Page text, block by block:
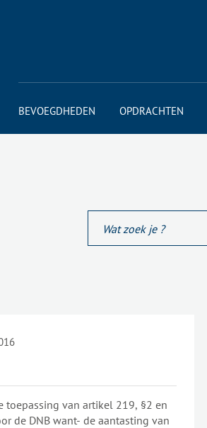
BEVOEGDHEDEN OPDRACHTEN
toepassing van artikel 219, §2 en
de aantasting van